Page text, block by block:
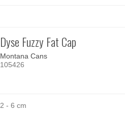
Dyse Fuzzy Fat Cap
Montana Cans
105426
2 - 6 cm